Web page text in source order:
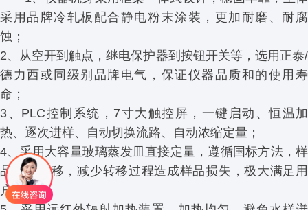
采用品牌冷轧板配合静电粉末涂装，更加耐磨、耐腐
蚀；
2、从空开到触点，继电保护器到按钮开关等，选用正泰/
德力西或同级别品牌电气，保证仪器品质和的使用寿
命；
3、PLC控制系统，7寸大触控屏，一键启动、恒温加
热、逐次进样、自动切换流路、自动浓缩定量；
4、采用大容量玻璃蒸发皿直接定量，遵循国标方法，样
品无需转移，减少转移过程造成样品损失，极大满足用
户需求；